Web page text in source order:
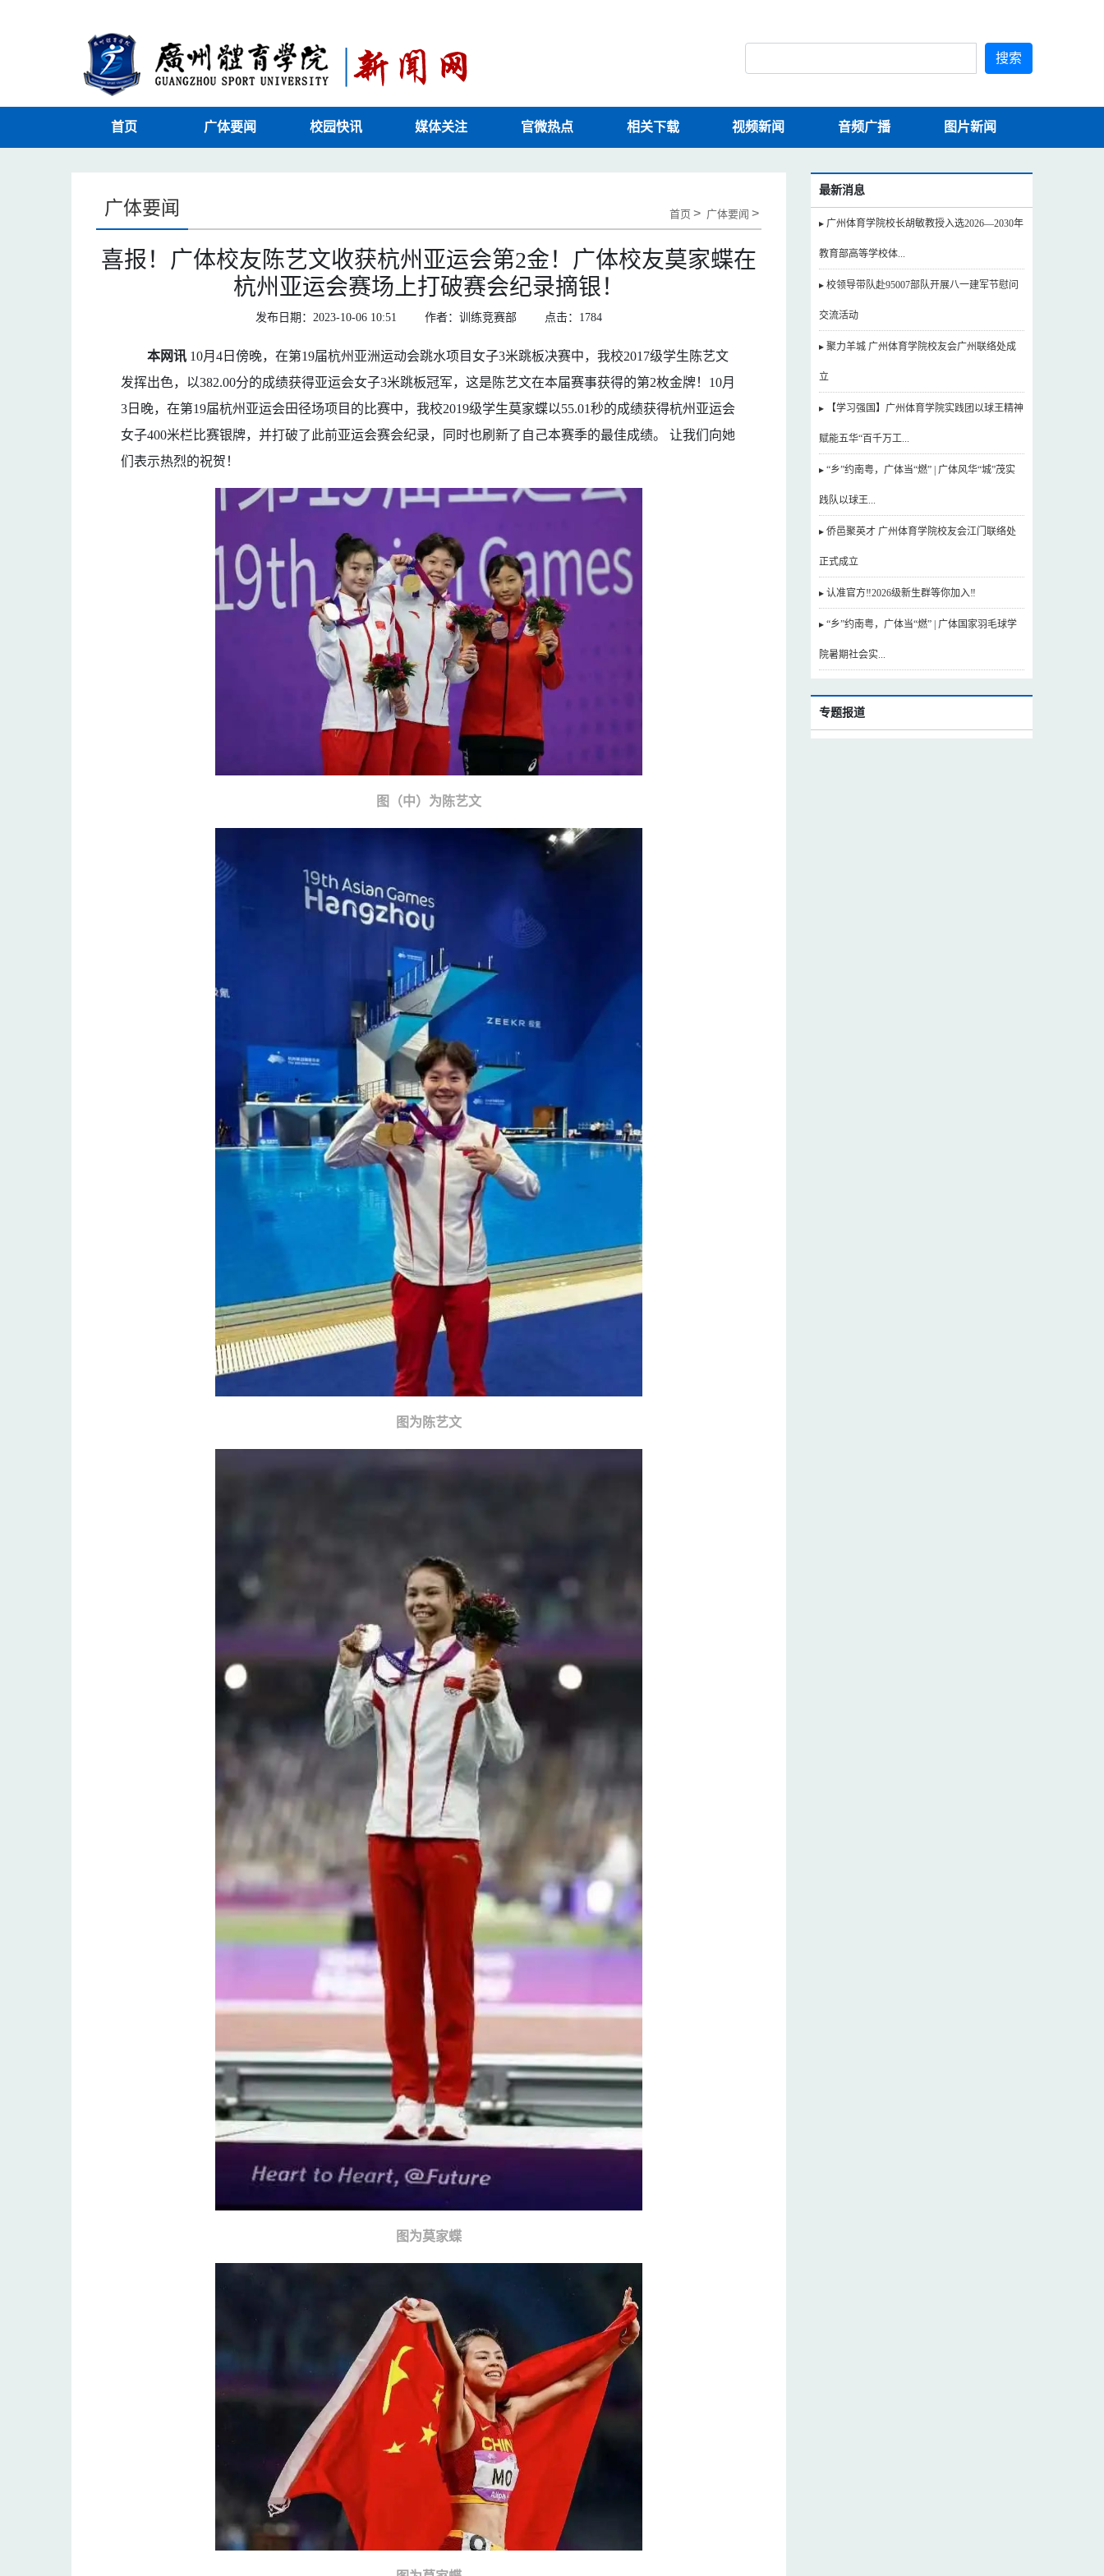
搜索
首页 广体要闻 校园快讯 媒体关注 官微热点 相关下载 视频新闻 音频广播 图片新闻
广体要闻 首页 > 广体要闻 >
喜报！广体校友陈艺文收获杭州亚运会第2金！广体校友莫家蝶在
杭州亚运会赛场上打破赛会纪录摘银！
发布日期：2023-10-06 10:51 作者：训练竞赛部 点击： 1784
本网讯 10月4日傍晚，在第19届杭州亚洲运动会跳水项目女子3米跳板决赛中，我校2017级学生陈艺文
发挥出色，以382.00分的成绩获得亚运会女子3米跳板冠军，这是陈艺文在本届赛事获得的第2枚金牌！10月
3日晚，在第19届杭州亚运会田径场项目的比赛中，我校2019级学生莫家蝶以55.01秒的成绩获得杭州亚运会
女子400米栏比赛银牌，并打破了此前亚运会赛会纪录，同时也刷新了自己本赛季的最佳成绩。 让我们向她
们表示热烈的祝贺！
图（中）为陈艺文
图为陈艺文
图为莫家蝶
最新消息
▸ 广州体育学院校长胡敏教授入选2026—2030年
教育部高等学校体...
▸ 校领导带队赴95007部队开展八一建军节慰问
交流活动
▸ 聚力羊城 广州体育学院校友会广州联络处成
立
▸ 【学习强国】广州体育学院实践团以球王精神
赋能五华“百千万工...
▸ “乡”约南粤，广体当“燃” | 广体风华“城”茂实
践队以球王...
▸ 侨邑聚英才 广州体育学院校友会江门联络处
正式成立
▸ 认准官方‼️2026级新生群等你加入‼️
▸ “乡”约南粤，广体当“燃” | 广体国家羽毛球学
院暑期社会实...
专题报道